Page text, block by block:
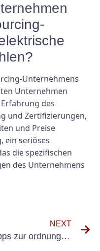
Unternehmens
Unternehmen
des
und Zertifizierungen,
und Preise
ein seriöses
die spezifischen
des Unternehmens
NEXT
Tipps zur ordnungsgemäßen Wartung und Kalibrierung von Messgeräten Ortsveränderliche Geräte